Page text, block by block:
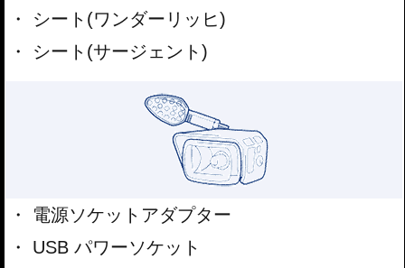
シート(ワンダーリッヒ)
シート(サージェント)
電源ソケットアダプター
USB パワーソケット